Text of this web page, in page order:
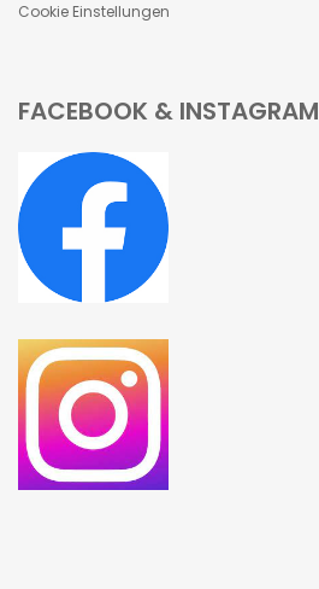
Cookie Einstellungen
FACEBOOK & INSTAGRAM